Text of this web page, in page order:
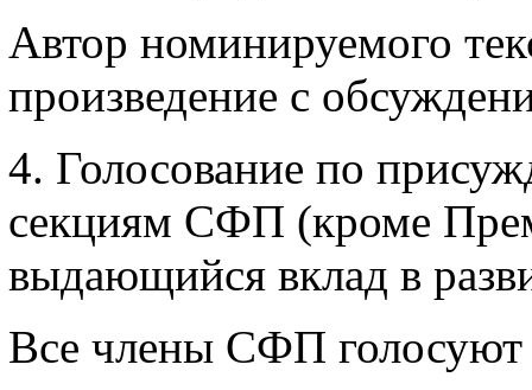
Автор номинируемого
произведение с
4. Голосование по
секциям СФП (кроме
выдающийся вклад в
Все члены СФП